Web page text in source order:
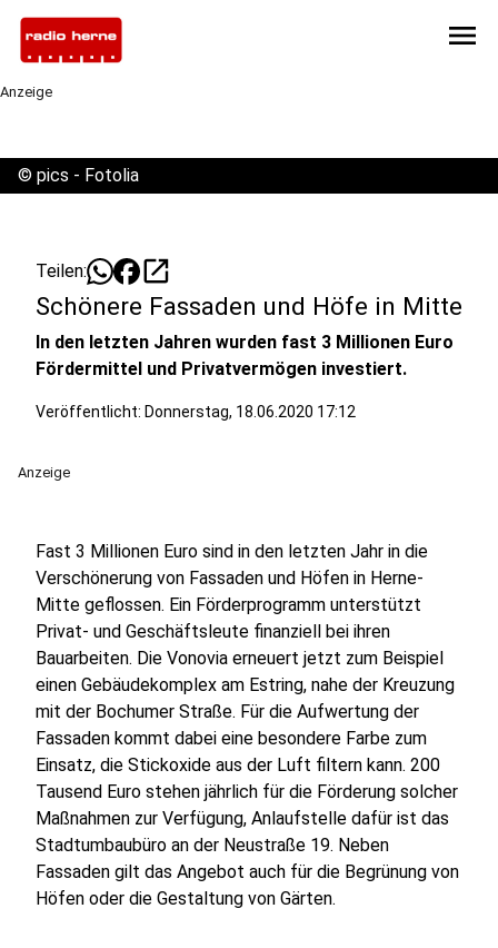
menu
Anzeige
© pics - Fotolia
Teilen: open_in_new
Schönere Fassaden und Höfe in Mitte
In den letzten Jahren wurden fast 3 Millionen Euro
Fördermittel und Privatvermögen investiert.
Veröffentlicht: Donnerstag, 18.06.2020 17:12
Anzeige
Fast 3 Millionen Euro sind in den letzten Jahr in die
Verschönerung von Fassaden und Höfen in Herne-
Mitte geflossen. Ein Förderprogramm unterstützt
Privat- und Geschäftsleute finanziell bei ihren
Bauarbeiten. Die Vonovia erneuert jetzt zum Beispiel
einen Gebäudekomplex am Estring, nahe der Kreuzung
mit der Bochumer Straße. Für die Aufwertung der
Fassaden kommt dabei eine besondere Farbe zum
Einsatz, die Stickoxide aus der Luft filtern kann. 200
Tausend Euro stehen jährlich für die Förderung solcher
Maßnahmen zur Verfügung, Anlaufstelle dafür ist das
Stadtumbaubüro an der Neustraße 19. Neben
Fassaden gilt das Angebot auch für die Begrünung von
Höfen oder die Gestaltung von Gärten.